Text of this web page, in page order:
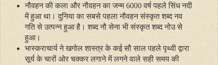
नौवहन की कला और नौवहन का जन्‍म 6000 वर्ष पहले सिंध नदी
में हुआ था। दुनिया का सबसे पहला नौवहन संस्‍कृ‍त शब्‍द नव
गति से उत्‍पन्‍न हुआ है। शब्‍द नौ सेना भी संस्‍कृत शब्‍द नोउ से
हुआ।
भास्‍कराचार्य ने खगोल शास्‍त्र के कई सौ साल पहले पृथ्‍वी द्वारा
सूर्य के चारों ओर चक्‍कर लगाने में लगने वाले सही समय की